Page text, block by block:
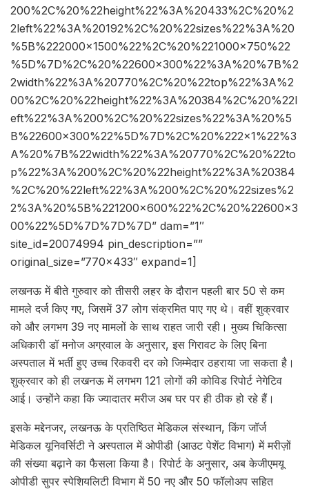
200%2C%20%22height%22%3A%20433%2C%20%2
2left%22%3A%20192%2C%20%22sizes%22%3A%20
%5B%222000×1500%22%2C%20%221000×750%22
%5D%7D%2C%20%22600×300%22%3A%20%7B%2
2width%22%3A%20770%2C%20%22top%22%3A%2
00%2C%20%22height%22%3A%20384%2C%20%22l
eft%22%3A%200%2C%20%22sizes%22%3A%20%5
B%22600×300%22%5D%7D%2C%20%222×1%22%3
A%20%7B%22width%22%3A%20770%2C%20%22to
p%22%3A%200%2C%20%22height%22%3A%20384
%2C%20%22left%22%3A%200%2C%20%22sizes%2
2%3A%20%5B%221200×600%22%2C%20%22600×3
00%22%5D%7D%7D%7D” dam=”1″
site_id=20074994 pin_description=””
original_size=”770×433″ expand=1]
लखनऊ में बीते गुरुवार को तीसरी लहर के दौरान पहली बार 50 से कम
मामले दर्ज किए गए, जिसमें 37 लोग संक्रमित पाए गए थे। वहीं शुक्रवार
को और लगभग 39 नए मामलों के साथ राहत जारी रही। मुख्य चिकित्सा
अधिकारी डॉ मनोज अग्रवाल के अनुसार, इस गिरावट के लिए बिना
अस्पताल में भर्ती हुए उच्च रिकवरी दर को जिम्मेदार ठहराया जा सकता है।
शुक्रवार को ही लखनऊ में लगभग 121 लोगों की कोविड रिपोर्ट नेगेटिव
आई। उन्होंने कहा कि ज्यादातर मरीज अब घर पर ही ठीक हो रहे हैं।
इसके मद्देनजर, लखनऊ के प्रतिष्ठित मेडिकल संस्थान, किंग जॉर्ज
मेडिकल यूनिवर्सिटी ने अस्पताल में ओपीडी (आउट पेशेंट विभाग) में मरीज़ों
की संख्या बढ़ाने का फैसला किया है। रिपोर्ट के अनुसार, अब केजीएमयू
ओपीडी सुपर स्पेशियलिटी विभाग में 50 नए और 50 फॉलोअप सहित